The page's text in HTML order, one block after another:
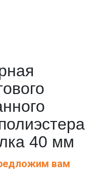
40 мм
вам